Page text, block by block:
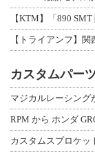
【KTM】「890
カスタムパー